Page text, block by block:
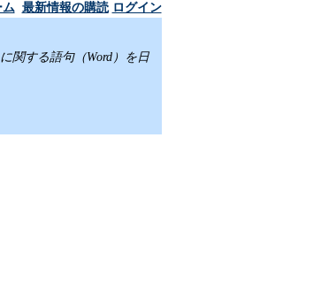
ム 最新情報の購読 ログイン
関する語句（Word）を日